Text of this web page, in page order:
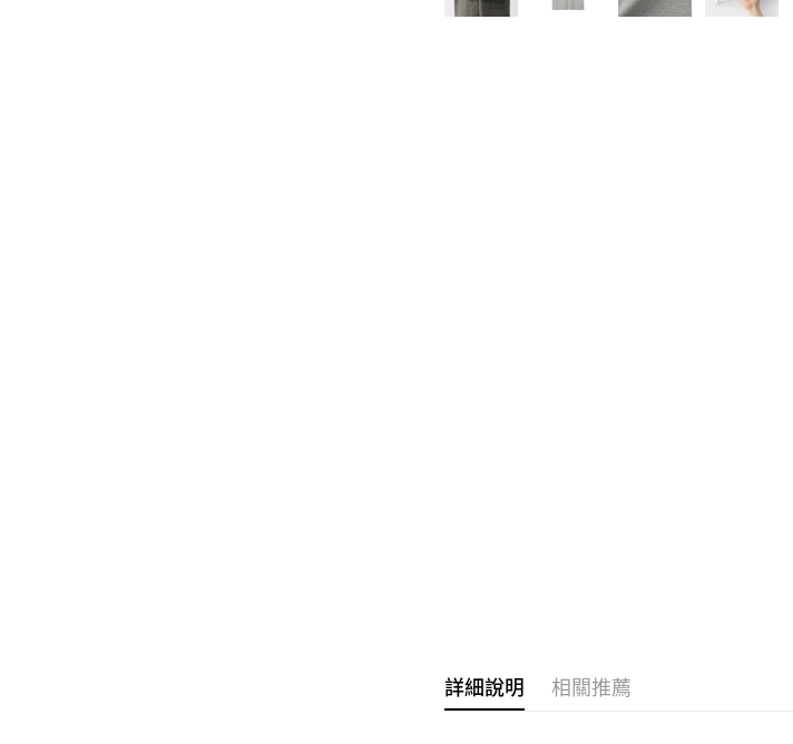
詳細說明 相關推薦